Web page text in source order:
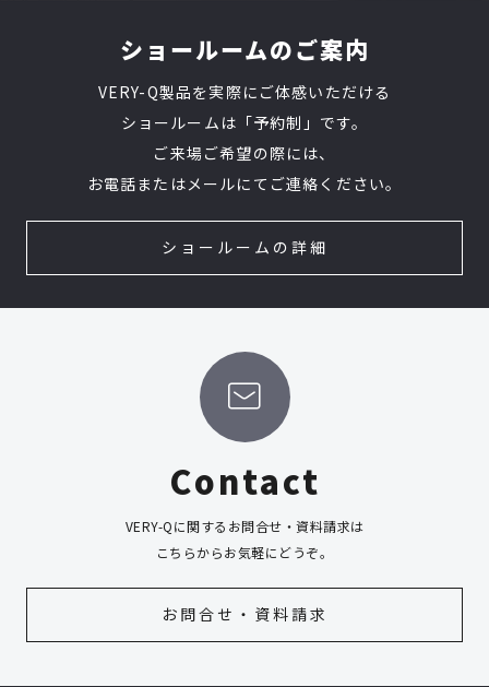
ショールームのご案内
VERY-Q製品を実際にご体感いただける
ショールームは「予約制」です。
ご来場ご希望の際には、
お電話またはメールにてご連絡ください。
ショールームの詳細
Contact
VERY-Qに関するお問合せ・資料請求は
こちらからお気軽にどうぞ。
お問合せ・資料請求